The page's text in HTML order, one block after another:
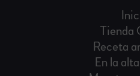
Tienda
Receta
En la